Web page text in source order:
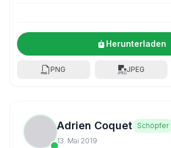
Herunterladen
PNG JPEG
Adrien Coquet
Schöpfer
13. Mai 2019